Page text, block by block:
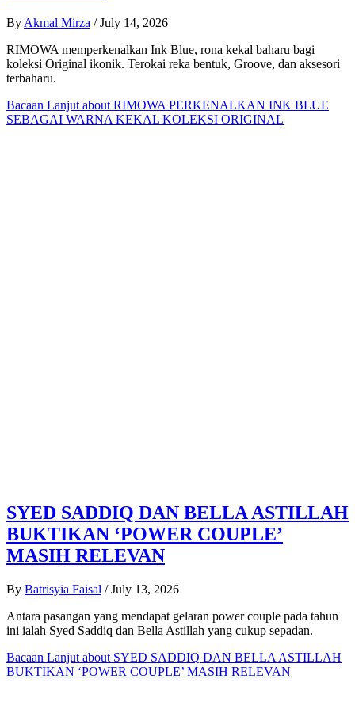
By Akmal Mirza / July 14, 2026
RIMOWA memperkenalkan Ink Blue, rona kekal baharu bagi
koleksi Original ikonik. Terokai reka bentuk, Groove, dan aksesori
terbaharu.
Bacaan Lanjut about RIMOWA PERKENALKAN INK BLUE
SEBAGAI WARNA KEKAL KOLEKSI ORIGINAL
SYED SADDIQ DAN BELLA ASTILLAH
BUKTIKAN ‘POWER COUPLE’
MASIH RELEVAN
By Batrisyia Faisal / July 13, 2026
Antara pasangan yang mendapat gelaran power couple pada tahun
ini ialah Syed Saddiq dan Bella Astillah yang cukup sepadan.
Bacaan Lanjut about SYED SADDIQ DAN BELLA ASTILLAH
BUKTIKAN ‘POWER COUPLE’ MASIH RELEVAN